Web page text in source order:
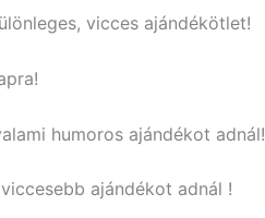
vicces ajándékötlet!
humoros ajándékot adnál!
ajándékot adnál !